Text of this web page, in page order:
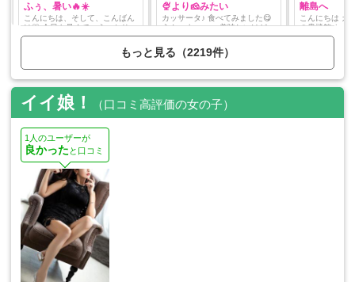
ふぅ、暑い🔥☀️
こんにちは、そして、こんばん
は♡ 今日も暑くて、うっかり干
物になりかけてる宝来です…🫠
今日は土曜日ですね。 紳士さま
は何してお過ごしですか？♡ こ
分…なんて💋 今週も、もしクス
ッとした出来事や内緒のお話が
あったら 来週こっそり聞かせて
の数枚を動画にしてくださった
名古屋きろうかんのスタッフさ
んに感謝です🎵 ロングバージョ
ンはマイガール登録の紳士さま
だけの特別公開です…♥️ ではで
は、この辺で。 またね…♡
🍨より🧀みたい
カッサータ♪ 食べてみました😋
うん、まぁ。。 美味しいけど思
ってた味と違いました🪽笑 レア
チーズケーキみたい。 クリーム
チーズで作りましたが、 本場は
とって、 心身共におくつろぎ頂
ける一刻となれば... 嬉しいです
離島へ
こんにちは カザハナです 今週
の貴楼館 お越しくださった皆さ
ま どうもありがとうございまし
節目の時に 『指名し続けて良か
もっと見る（2219件）
イイ娘！ （口コミ高評価の女の子）
1人のユーザーが
良かった と口コミ